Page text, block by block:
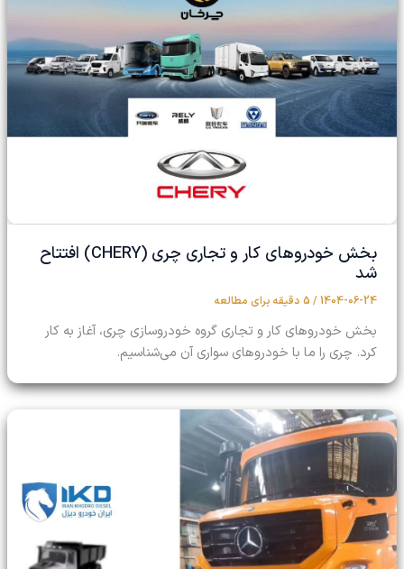
بخش خودروهای کار و تجاری چری (CHERY) افتتاح
شد
1404-06-24
/ 5 دقیقه برای مطالعه
بخش خودروهای کار و تجاری گروه خودروسازی چری، آغاز به کار
کرد. چری را ما با خودروهای سواری آن می‌شناسیم.